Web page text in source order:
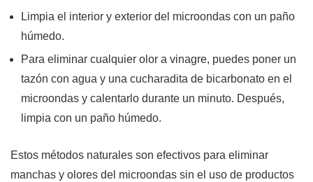
Limpia el interior y exterior del microondas con un paño
húmedo.
Para eliminar cualquier olor a vinagre, puedes poner un
tazón con agua y una cucharadita de bicarbonato en el
microondas y calentarlo durante un minuto. Después,
limpia con un paño húmedo.
Estos métodos naturales son efectivos para eliminar
manchas y olores del microondas sin el uso de productos